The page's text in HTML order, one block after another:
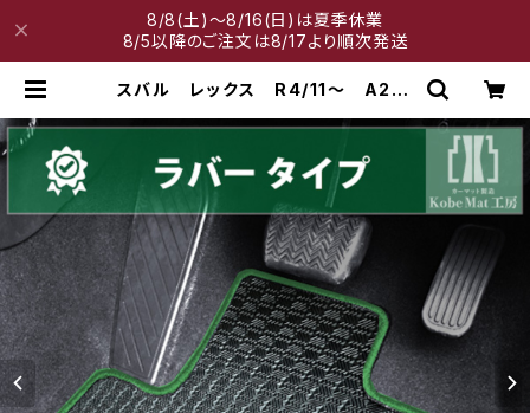
8/8(土)～8/16(日)は夏季休業
8/5以降のご注文は8/17より順次発送
スバル レックス R4/11〜 A201
防水 ラバータイプ | 神戸マット工房